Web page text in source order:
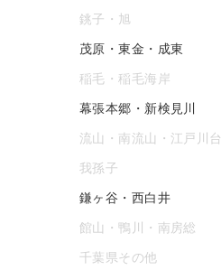
銚子・旭
茂原・東金・成東
稲毛・稲毛海岸
幕張本郷・新検見川
流山・南流山・江戸川台
我孫子
鎌ヶ谷・西白井
館山・鴨川・南房総
千葉県その他